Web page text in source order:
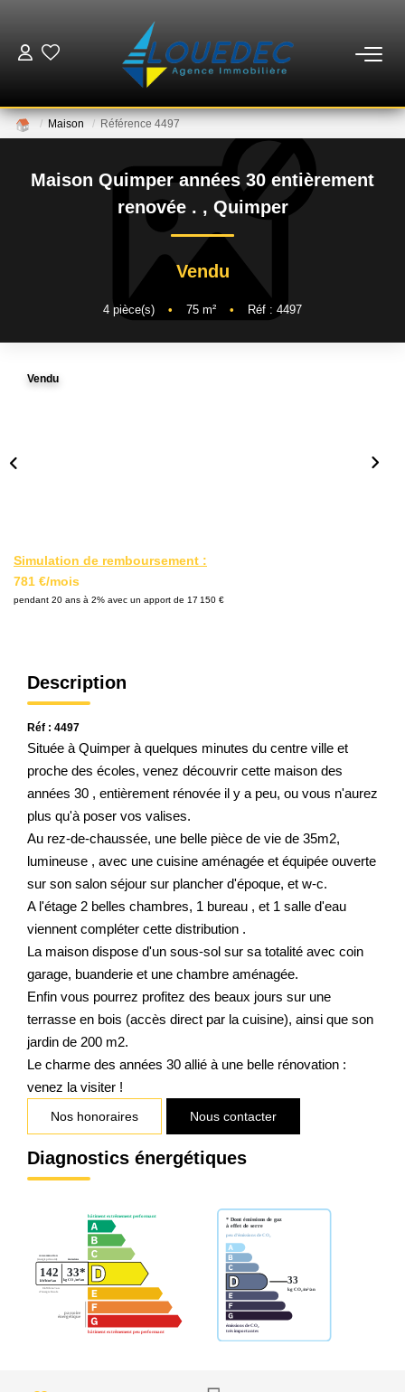
LOCATIONS
ESTIMATION
GESTION
MISE EN VENTE
Maison Référence 4497
Maison Quimper années 30 entièrement
renovée . , Quimper
Vendu
4 pièce(s) • 75 m² • Réf : 4497
Vendu
Simulation de remboursement :
781 €/mois
pendant 20 ans à 2% avec un apport de 17 150 €
Description
Réf : 4497
Située à Quimper à quelques minutes du centre ville et
proche des écoles, venez découvrir cette maison des
années 30 , entièrement rénovée il y a peu, ou vous n'aurez
plus qu'à poser vos valises.
Au rez-de-chaussée, une belle pièce de vie de 35m2,
lumineuse , avec une cuisine aménagée et équipée ouverte
sur son salon séjour sur plancher d'époque, et w-c.
A l'étage 2 belles chambres, 1 bureau , et 1 salle d'eau
viennent compléter cette distribution .
La maison dispose d'un sous-sol sur sa totalité avec coin
garage, buanderie et une chambre aménagée.
Enfin vous pourrez profitez des beaux jours sur une
terrasse en bois (accès direct par la cuisine), ainsi que son
jardin de 200 m2.
Le charme des années 30 allié à une belle rénovation :
venez la visiter !
Nos honoraires Nous contacter
Diagnostics énergétiques